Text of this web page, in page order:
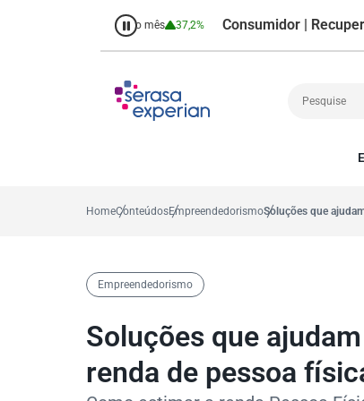
37,2% Consumidor | Recuperação
Crédito
Marketing
HomeConteúdosEmpreendedorismoSoluções que
Empreendedorismo
Soluções que
renda de pessoa